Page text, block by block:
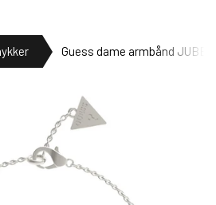
Guess dame armbånd